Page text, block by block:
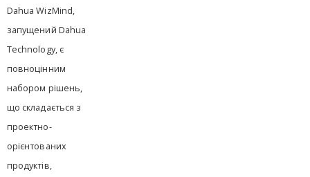
Dahua WizMind,
запущений Dahua
Technology, є
повноцінним
набором рішень,
що складається з
проектно-
орієнтованих
продуктів,